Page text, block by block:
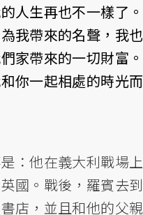
人生再也不一樣了。
我帶來的名聲，我也
家帶來的一切財富。
你一起相處的時光而
：他在義大利戰場上
國。戰後，羅賓去到
店，並且和他的父親